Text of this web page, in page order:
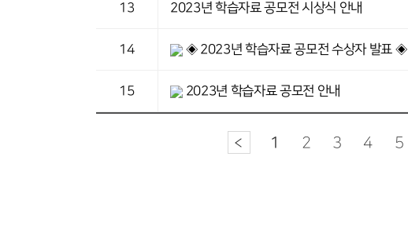
13 2023년 학습자료 공모전 시상식 안내
14 ◈ 2023년 학습자료 공모전 수상자 발표 ◈
15 2023년 학습자료 공모전 안내
1 2 3 4 5